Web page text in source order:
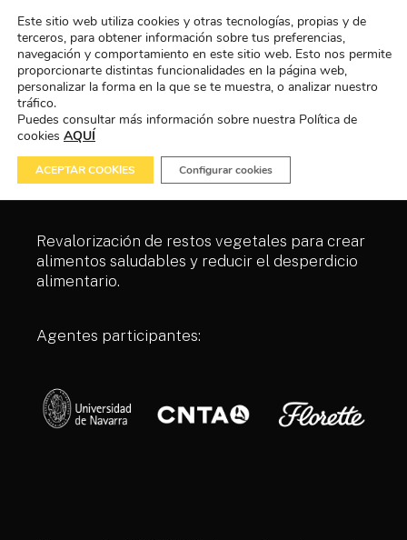
BIOREVEAL
Revalorización de restos vegetales para crear
alimentos saludables y reducir el desperdicio
alimentario.
Agentes participantes:
Este sitio web utiliza cookies y otras tecnologías, propias y de
terceros, para obtener información sobre tus preferencias,
navegación y comportamiento en este sitio web. Esto nos permite
proporcionarte distintas funcionalidades en la página web,
personalizar la forma en la que se te muestra, o analizar nuestro
tráfico.
Puedes consultar más información sobre nuestra Política de
cookies AQUÍ
ACEPTAR COOKIES Configurar cookies